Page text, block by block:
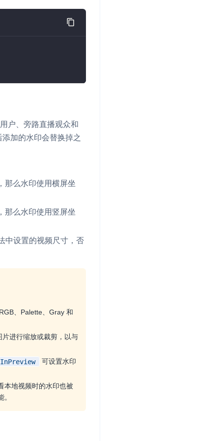
户、旁路直播观众和
加的水印会替换掉之
那么水印使用横屏坐
那么水印使用竖屏坐
中设置的视频尺寸，否
、Palette、Gray 和
进行缩放或裁剪，以与
可设置水印
本地视频时的水印也被